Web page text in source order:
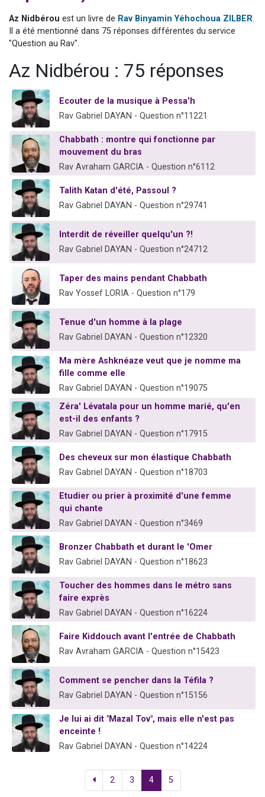
2 nouvelles musiques dans Torah-Box Music
Az Nidbérou est un livre de Rav Binyamin Yéhochoua ZILBER.
Il a été mentionné dans 75 réponses différentes du service
"Question au Rav".
Az Nidbérou : 75 réponses
Ecouter de la musique à Pessa'h
Rav Gabriel DAYAN - Question n°11221
Chabbath : montre qui fonctionne par
mouvement du bras
Rav Avraham GARCIA - Question n°6112
Talith Katan d'été, Passoul ?
Rav Gabriel DAYAN - Question n°29741
Interdit de réveiller quelqu'un ?!
Rav Gabriel DAYAN - Question n°24712
Taper des mains pendant Chabbath
Rav Yossef LORIA - Question n°179
Tenue d'un homme à la plage
Rav Gabriel DAYAN - Question n°12320
Ma mère Ashknéaze veut que je nomme ma
fille comme elle
Rav Gabriel DAYAN - Question n°19075
Zéra' Lévatala pour un homme marié, qu'en
est-il des enfants ?
Rav Gabriel DAYAN - Question n°17915
Des cheveux sur mon élastique Chabbath
Rav Gabriel DAYAN - Question n°18703
Etudier ou prier à proximité d'une femme
qui chante
Rav Gabriel DAYAN - Question n°3469
Bronzer Chabbath et durant le 'Omer
Rav Gabriel DAYAN - Question n°18623
Toucher des hommes dans le métro sans
faire exprès
Rav Gabriel DAYAN - Question n°16224
Faire Kiddouch avant l'entrée de Chabbath
Rav Avraham GARCIA - Question n°15423
Comment se pencher dans la Téfila ?
Rav Gabriel DAYAN - Question n°15156
Je lui ai dit "Mazal Tov", mais elle n'est pas
enceinte !
Rav Gabriel DAYAN - Question n°14224
2 3 4 5